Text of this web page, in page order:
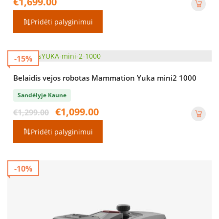
Pridėti palyginimui
-15%
Belaidis vejos robotas Mammation Yuka mini2 1000
Sandėlyje Kaune
€1,299.00
Original
price
was:
€1,299.00.
€1,099.00
Pridėti palyginimui
-10%